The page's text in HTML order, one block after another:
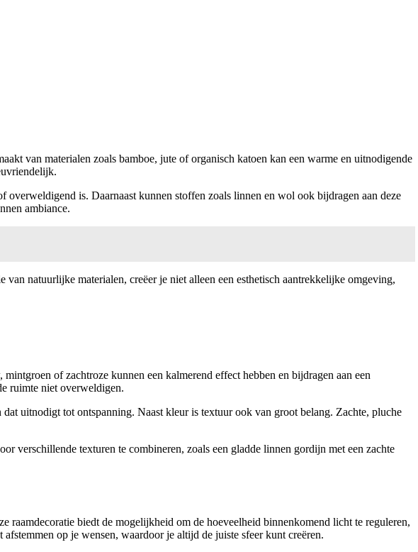
van materialen zoals bamboe, jute of organisch katoen kan een warme en uitnodigende
overweldigend is. Daarnaast kunnen stoffen zoals linnen en wol ook bijdragen aan deze
ambiance.
natuurlijke materialen, creëer je niet alleen een esthetisch aantrekkelijke omgeving,
of zachtroze kunnen een kalmerend effect hebben en bijdragen aan een
ruimte niet overweldigen.
uitnodigt tot ontspanning. Naast kleur is textuur ook van groot belang. Zachte, pluche
verschillende texturen te combineren, zoals een gladde linnen gordijn met een zachte
biedt de mogelijkheid om de hoeveelheid binnenkomend licht te reguleren,
op je wensen, waardoor je altijd de juiste sfeer kunt creëren.